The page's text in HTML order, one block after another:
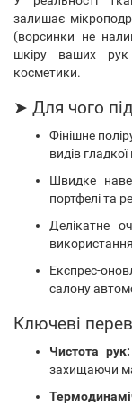
залишає
(ворсинки не
шкіру ваших рук
косметики.
➤ Для чого
Фінішне
видів
Швидке
портфелі та
Делікатне
Експрес-
салону
Ключеві
Чистота рук:
захищаючи